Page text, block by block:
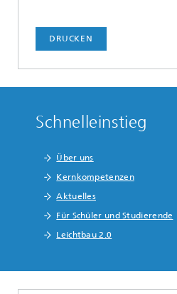
DRUCKEN
Schnelleinstieg
Über uns
Kernkompetenzen
Aktuelles
Für Schüler und Studierende
Leichtbau 2.0